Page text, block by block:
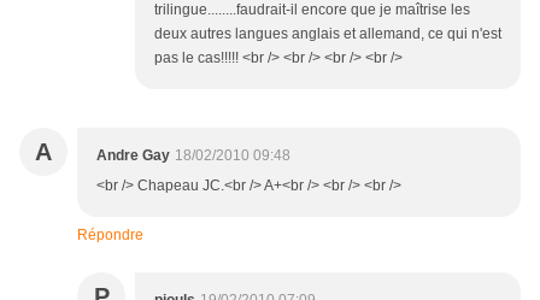
trilingue........faudrait-il encore que je maîtrise les
deux autres langues anglais et allemand, ce qui n'est
pas le cas!!!!! <br /> <br /> <br /> <br />
A Andre Gay 18/02/2010 09:48
<br /> Chapeau JC.<br /> A+<br /> <br /> <br />
Répondre